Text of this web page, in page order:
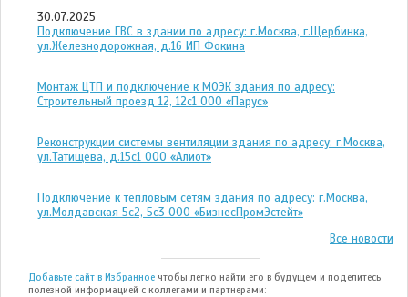
30.07.2025
Подключение ГВС в здании по адресу: г.Москва, г.Щербинка,
ул.Железнодорожная, д.16 ИП Фокина
Монтаж ЦТП и подключение к МОЭК здания по адресу:
Строительный проезд 12, 12с1 ООО «Парус»
Реконструкции системы вентиляции здания по адресу: г.Москва,
ул.Татищева, д.15с1 ООО «Алиот»
Подключение к тепловым сетям здания по адресу: г.Москва,
ул.Молдавская 5с2, 5с3 ООО «БизнесПромЭстейт»
Все новости
Добавьте сайт в Избранное чтобы легко найти его в будущем и поделитесь
полезной информацией с коллегами и партнерами: